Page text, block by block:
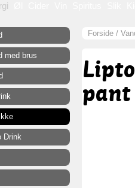
Forside /
pant
med brus
Drink